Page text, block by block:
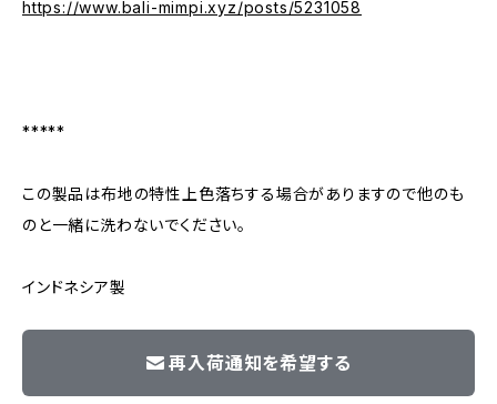
https://www.bali-mimpi.xyz/posts/5231058
*****
この製品は布地の特性上色落ちする場合がありますので他のも
のと一緒に洗わないでください。
インドネシア製
再入荷通知を希望する